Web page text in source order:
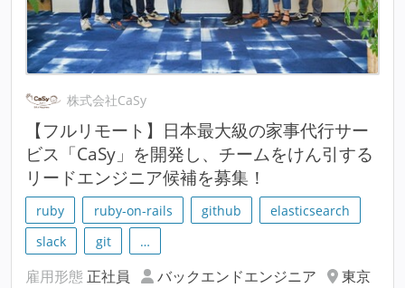
株式会社CaSy
【フルリモート】日本最大級の家事代行サー
ビス「CaSy」を開発し、チームをけん引する
リードエンジニア候補を募集！
ruby ruby-on-rails github
elasticsearch
slack
git …
雇用形態 正社員 バックエンドエンジニア
東京